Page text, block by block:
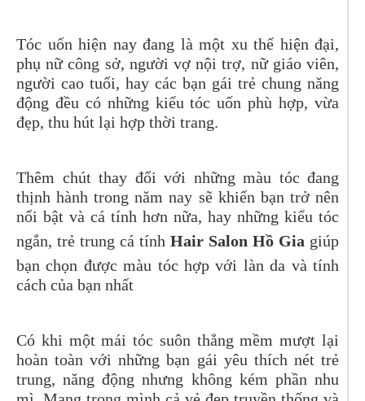
Tóc uốn hiện nay đang là một xu thế hiện đại,
phụ nữ công sở, người vợ nội trợ, nữ giáo viên,
người cao tuổi, hay các bạn gái trẻ chung năng
động đều có những kiểu tóc uốn phù hợp, vừa
đẹp, thu hút lại hợp thời trang.
Thêm chút thay đổi với những màu tóc đang
thịnh hành trong năm nay sẽ khiến bạn trở nên
nổi bật và cá tính hơn nữa, hay những kiểu tóc
ngắn, trẻ trung cá tính Hair Salon Hồ Gia giúp
bạn chọn được màu tóc hợp với làn da và tính
cách của bạn nhất
Có khi một mái tóc suôn thẳng mềm mượt lại
hoàn toàn với những bạn gái yêu thích nét trẻ
trung, năng động nhưng không kém phần nhu